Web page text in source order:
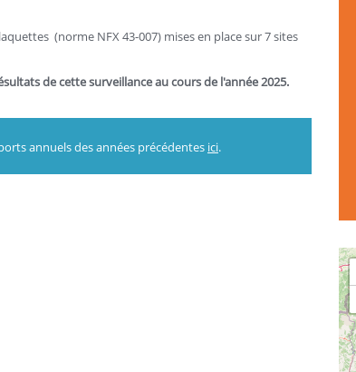
(norme NFX 43-007) mises en place sur 7 sites
de cette surveillance au cours de l'année 2025.
annuels des années précédentes ici.